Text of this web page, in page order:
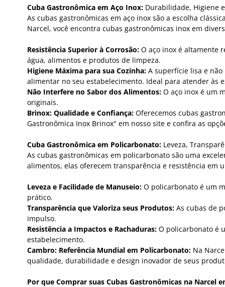
Cuba Gastronômica em Aço Inox: Durabilidade, Higiene
As cubas gastronômicas em aço inox são a escolha
Narcel, você encontra cubas gastronômicas inox em
Resistência Superior à Corrosão: O aço inox é altamente
água, alimentos e produtos de limpeza.
Higiene Máxima para sua Cozinha: A superfície lisa e
alimentar no seu estabelecimento. Ideal para atender às
Não Interfere no Sabor dos Alimentos: O aço inox é um
originais.
Brinox: Qualidade e Confiança: Oferecemos cubas
Gastronômica Inox Brinox" em nosso site e confira as
Cuba Gastronômica em Policarbonato: Leveza,
As cubas gastronômicas em policarbonato são uma
alimentos, elas oferecem transparência e resistência em
Leveza e Facilidade de Manuseio: O policarbonato é um
prático.
Transparência que Valoriza seus Produtos: As cubas de
impulso.
Resistência a Impactos e Rachaduras: O policarbonato é
estabelecimento.
Cambro: Referência Mundial em Policarbonato: Na
qualidade, durabilidade e design inovador de seus
Por que Comprar suas Cubas Gastronômicas na Narcel